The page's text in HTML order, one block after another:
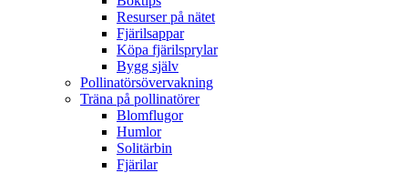
Resurser på nätet
Fjärilsappar
Köpa fjärilsprylar
Bygg själv
Pollinatörsövervakning
Träna på pollinatörer
Blomflugor
Humlor
Solitärbin
Fjärilar